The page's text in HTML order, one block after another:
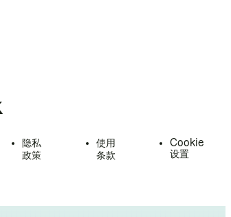
隐私
政策
使用
条款
Cookie
设置